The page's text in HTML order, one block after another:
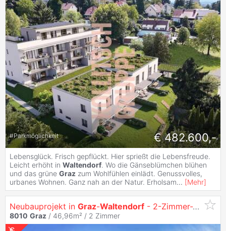
#Parkmöglichkeit € 482.600,-
Lebensglück. Frisch gepflückt. Hier sprießt die Lebensfreude.
Leicht erhöht in Waltendorf. Wo die Gänseblümchen blühen
und das grüne Graz zum Wohlfühlen einlädt. Genussvolles,
urbanes Wohnen. Ganz nah an der Natur. Erholsam... [Mehr]
Neubauprojekt in Graz-Waltendorf - 2-Zimmer-Wohnung in Bestlage - zu kaufen
8010 Graz / 46,96m² / 2 Zimmer